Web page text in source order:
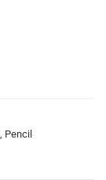
Pencil